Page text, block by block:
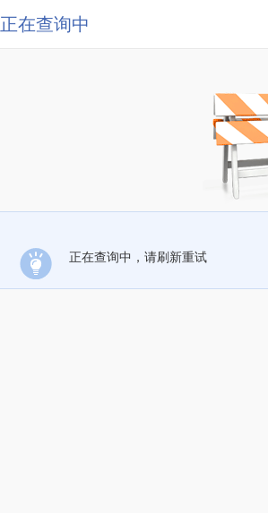
正在查询中
正在查询中，请刷新重试